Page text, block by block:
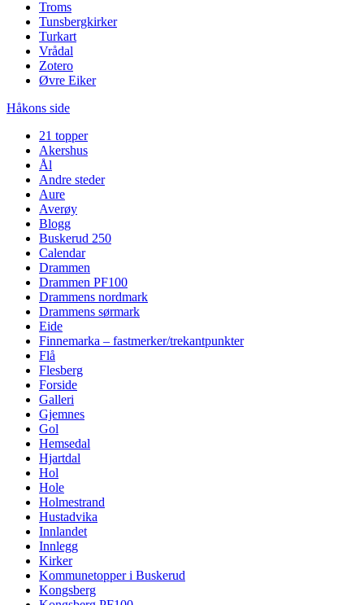
Troms
Tunsbergkirker
Turkart
Vrådal
Zotero
Øvre Eiker
Håkons side
21 topper
Akershus
Ål
Andre steder
Aure
Averøy
Blogg
Buskerud 250
Calendar
Drammen
Drammen PF100
Drammens nordmark
Drammens sørmark
Eide
Finnemarka – fastmerker/trekantpunkter
Flå
Flesberg
Forside
Galleri
Gjemnes
Gol
Hemsedal
Hjartdal
Hol
Hole
Holmestrand
Hustadvika
Innlandet
Innlegg
Kirker
Kommunetopper i Buskerud
Kongsberg